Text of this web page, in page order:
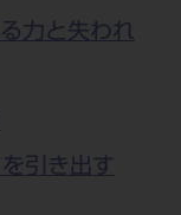
力と失われ
引き出す